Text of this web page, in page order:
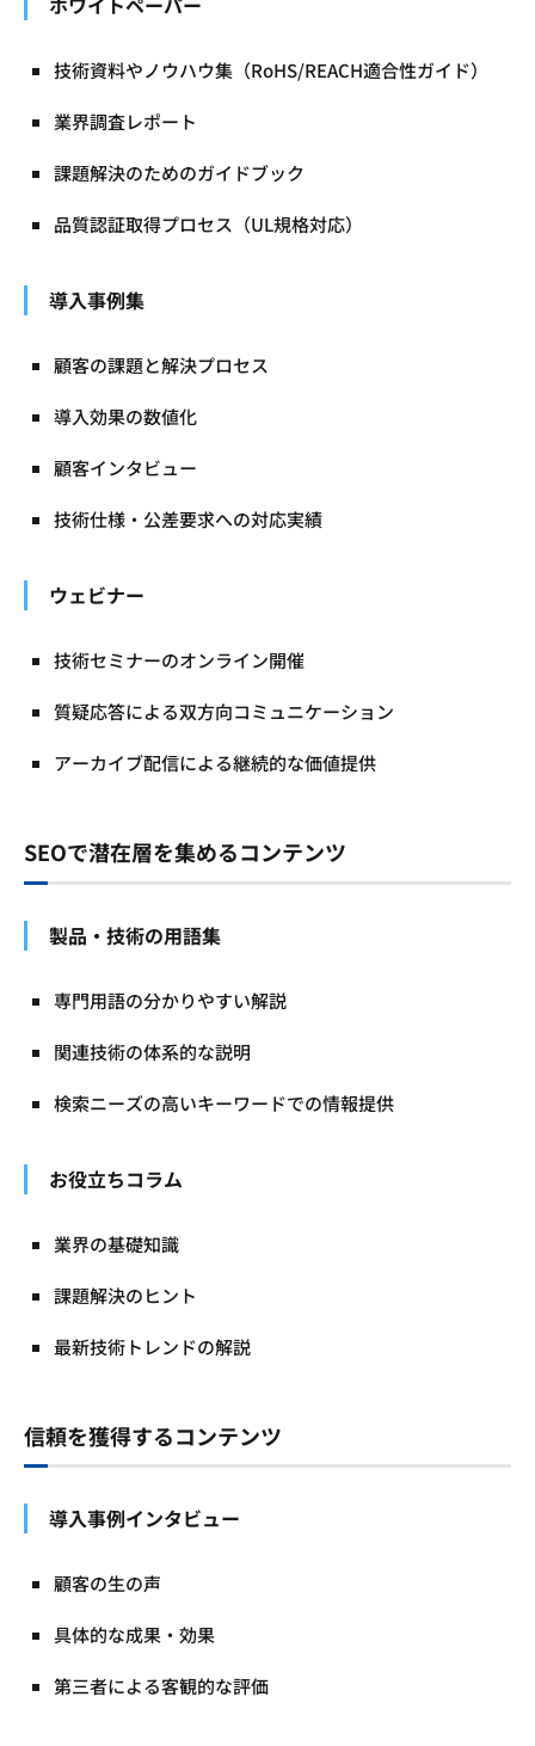
技術資料やノウハウ集（RoHS/REACH適合性ガイド）
業界調査レポート
課題解決のためのガイドブック
品質認証取得プロセス（UL規格対応）
導入事例集
顧客の課題と解決プロセス
導入効果の数値化
顧客インタビュー
技術仕様・公差要求への対応実績
ウェビナー
技術セミナーのオンライン開催
質疑応答による双方向コミュニケーション
アーカイブ配信による継続的な価値提供
SEOで潜在層を集めるコンテンツ
製品・技術の用語集
専門用語の分かりやすい解説
関連技術の体系的な説明
検索ニーズの高いキーワードでの情報提供
お役立ちコラム
業界の基礎知識
課題解決のヒント
最新技術トレンドの解説
信頼を獲得するコンテンツ
導入事例インタビュー
顧客の生の声
具体的な成果・効果
第三者による客観的な評価